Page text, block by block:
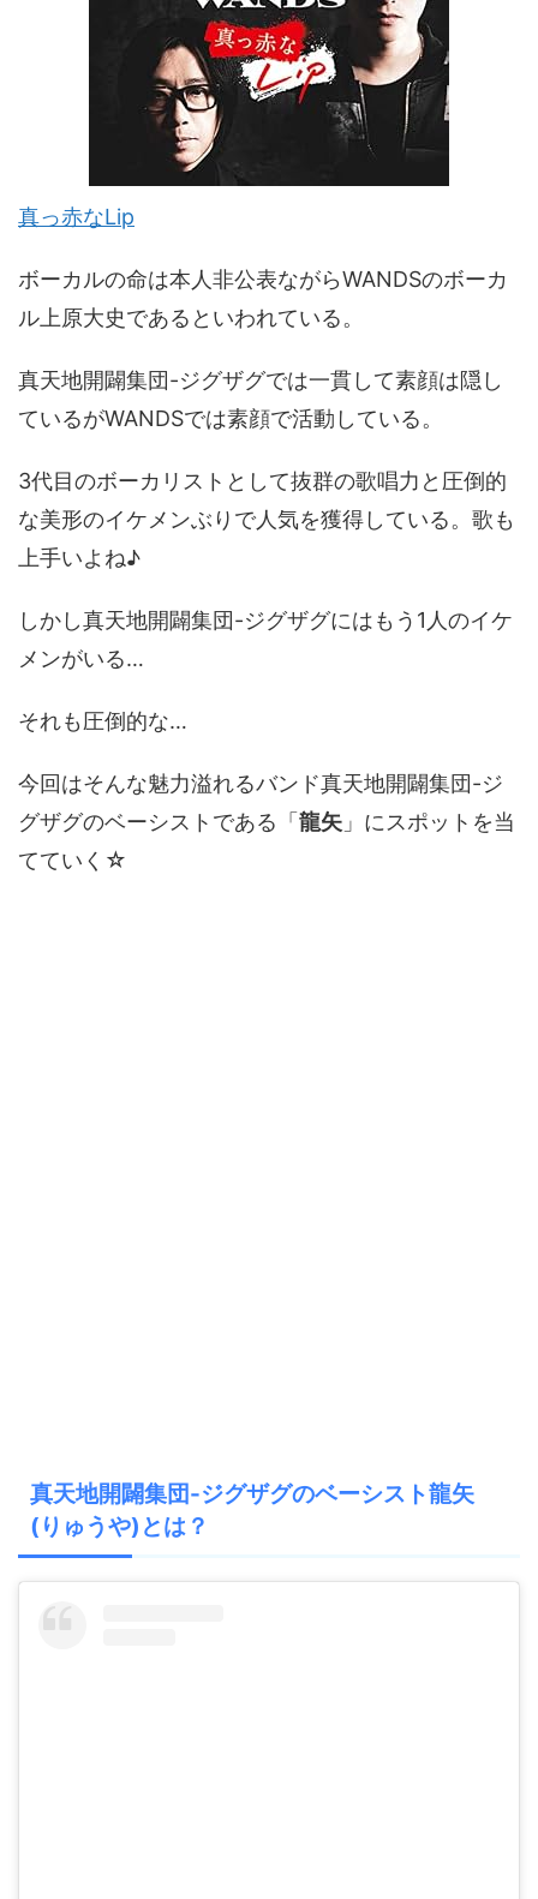
真っ赤なLip
ボーカルの命は本人非公表ながらWANDSのボーカ
ル上原大史であるといわれている。
真天地開闢集団-ジグザグでは一貫して素顔は隠し
ているがWANDSでは素顔で活動している。
3代目のボーカリストとして抜群の歌唱力と圧倒的
な美形のイケメンぶりで人気を獲得している。歌も
上手いよね♪
しかし真天地開闢集団-ジグザグにはもう1人のイケ
メンがいる…
それも圧倒的な…
今回はそんな魅力溢れるバンド真天地開闢集団-ジ
グザグのベーシストである「 龍矢 」にスポットを当
てていく☆
真天地開闢集団-ジグザグのベーシスト龍矢
(りゅうや)とは？